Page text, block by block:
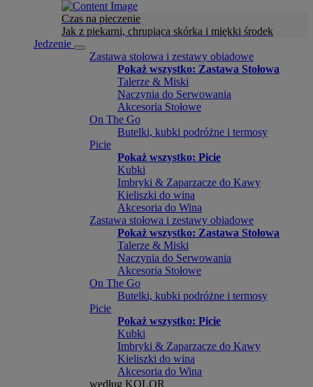
Czas na pieczenie
Jak z piekarni, chrupiąca skórka i miękki środek
Jedzenie
Zastawa stołowa i zestawy obiadowe
Pokaż wszystko: Zastawa Stołowa
Talerze & Miski
Naczynia do Serwowania
Akcesoria Stołowe
On The Go
Butelki, kubki podróżne i termosy
Picie
Pokaż wszystko: Picie
Kubki
Imbryki & Zaparzacze do Kawy
Kieliszki do wina
Akcesoria do Wina
Zastawa stołowa i zestawy obiadowe
Pokaż wszystko: Zastawa Stołowa
Talerze & Miski
Naczynia do Serwowania
Akcesoria Stołowe
On The Go
Butelki, kubki podróżne i termosy
Picie
Pokaż wszystko: Picie
Kubki
Imbryki & Zaparzacze do Kawy
Kieliszki do wina
Akcesoria do Wina
według KOLOR